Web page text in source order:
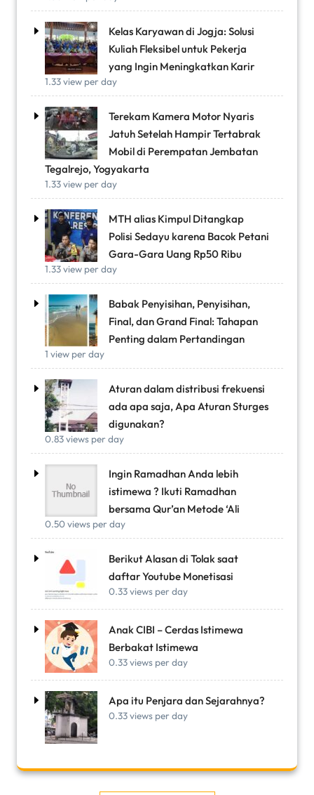
Kelas Karyawan di Jogja: Solusi
Kuliah Fleksibel untuk Pekerja
yang Ingin Meningkatkan Karir
1.33 view per day
Terekam Kamera Motor Nyaris
Jatuh Setelah Hampir Tertabrak
Mobil di Perempatan Jembatan
Tegalrejo, Yogyakarta
1.33 view per day
MTH alias Kimpul Ditangkap
Polisi Sedayu karena Bacok Petani
Gara-Gara Uang Rp50 Ribu
1.33 view per day
Babak Penyisihan, Penyisihan,
Final, dan Grand Final: Tahapan
Penting dalam Pertandingan
1 view per day
Aturan dalam distribusi frekuensi
ada apa saja, Apa Aturan Sturges
digunakan?
0.83 views per day
Ingin Ramadhan Anda lebih
istimewa ? Ikuti Ramadhan
bersama Qur’an Metode ‘Ali
0.50 views per day
Berikut Alasan di Tolak saat
daftar Youtube Monetisasi
0.33 views per day
Anak CIBI – Cerdas Istimewa
Berbakat Istimewa
0.33 views per day
Apa itu Penjara dan Sejarahnya?
0.33 views per day